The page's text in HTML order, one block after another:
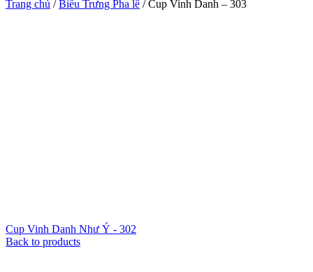
Trang chủ /Biểu Trưng Pha lê /Cup Vinh Danh – 303
Cup Vinh Danh Như Ý - 302
Back to products